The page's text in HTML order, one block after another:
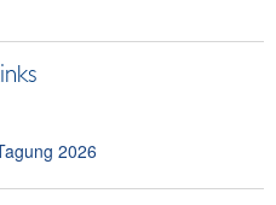
2026